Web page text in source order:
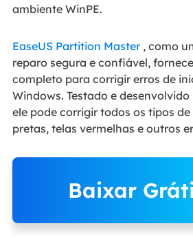
ambiente WinPE.
EaseUS Partition Master, como
reparo segura e confiável,
completo para corrigir erros de
Windows. Testado e
ele pode corrigir todos os tipos
pretas, telas vermelhas e outros
Baixar